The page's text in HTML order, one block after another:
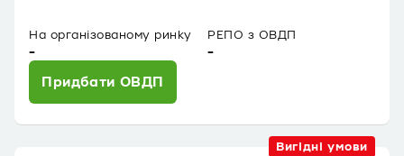
На організованому ринку
-
РЕПО з ОВДП
-
Придбати ОВДП
Вигідні умови